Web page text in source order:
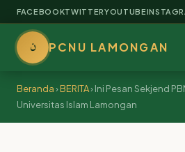
FACEBOOKTWITTERYOUTUBE
ن PCNU LAMONGAN
Beranda›BERITA›Ini Pesan Sekjend
Universitas Islam Lamongan